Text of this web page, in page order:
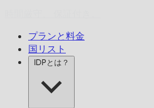
プランと料金
国リスト
IDPとは？